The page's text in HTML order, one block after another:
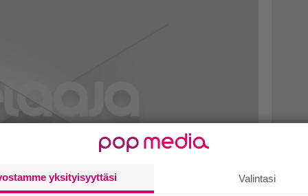
yksityisyyttäsi Valintasi